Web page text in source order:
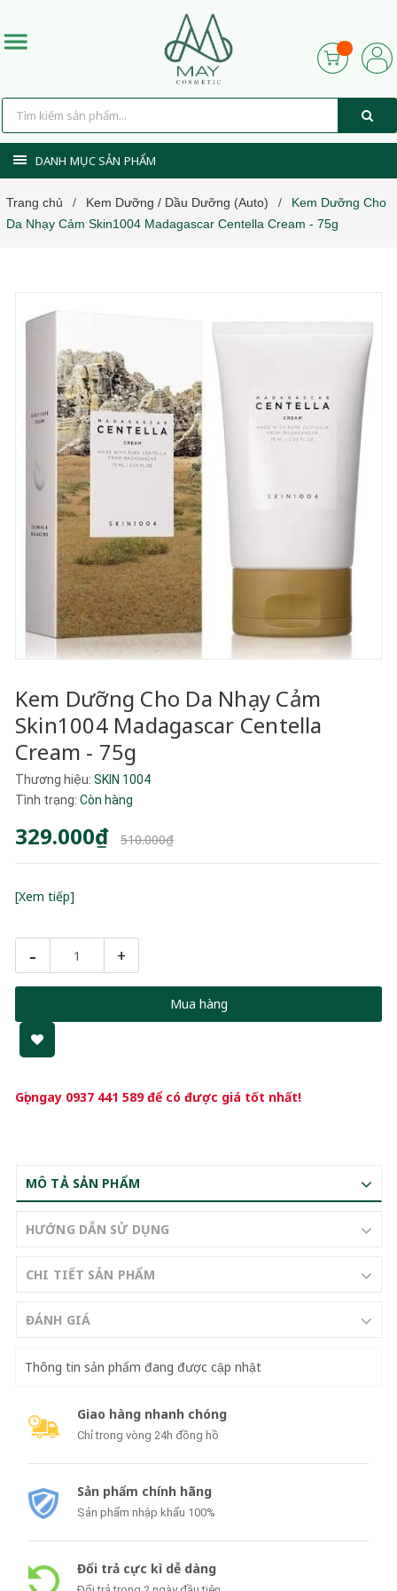
DANH MỤC SẢN PHẨM
Trang chủ / Kem Dưỡng / Dầu Dưỡng (Auto) /
Kem Dưỡng Cho
Da Nhạy Cảm Skin1004 Madagascar Centella Cream - 75g
Kem Dưỡng Cho Da Nhạy Cảm
Skin1004 Madagascar Centella
Cream - 75g
Thương hiệu: SKIN 1004
Tình trạng: Còn hàng
329.000₫ 510.000₫
[Xem tiếp]
- +
Mua hàng
Gọi ngay 0937 441 589để có được giá tốt nhất!
MÔ TẢ SẢN PHẨM
HƯỚNG DẪN SỬ DỤNG
CHI TIẾT SẢN PHẨM
ĐÁNH GIÁ
Thông tin sản phẩm đang được cập nhật
Giao hàng nhanh chóng
Chỉ trong vòng 24h đồng hồ
Sản phẩm chính hãng
Sản phẩm nhập khẩu 100%
Đổi trả cực kì dễ dàng